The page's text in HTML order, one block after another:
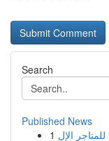
Search
Published News
1